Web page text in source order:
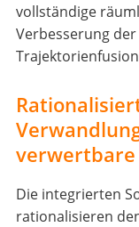
vollständige
Verbesserung
verwertbare
Die integrierten
rationalisieren